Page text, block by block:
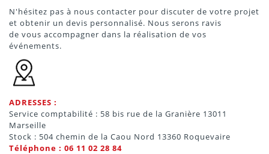
N'hésitez pas à nous contacter pour discuter de votre projet
et obtenir un devis personnalisé. Nous serons ravis
de vous accompagner dans la réalisation de vos
événements.
ADRESSES :
Service comptabilité : 58 bis rue de la Granière 13011
Marseille
Stock : 504 chemin de la Caou Nord 13360 Roquevaire
Téléphone : 06 11 02 28 84